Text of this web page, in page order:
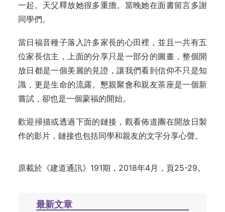
一起。天父釋放她很多重擔。當晚她在面書留言多謝
同學們。
當日福音種子落入許多家長的心田裡，並且一共有五
位家長信主，上面的分享只是一部分的圖畫，整個開
放日都是一個美麗的見證，讓我們看到信仰不只是知
識，更是生命的流露。懇親聚會和親友茶座是一個新
嘗試，卻也是一個蒙福的開始。
歡迎掃描或透過下面的鏈接，觀看佈道團在開放日製
作的影片，鏈接也包括同學和親友的文字分享心聲。
原載於《建道通訊》191期，2018年4月，頁25-29。
最新文章